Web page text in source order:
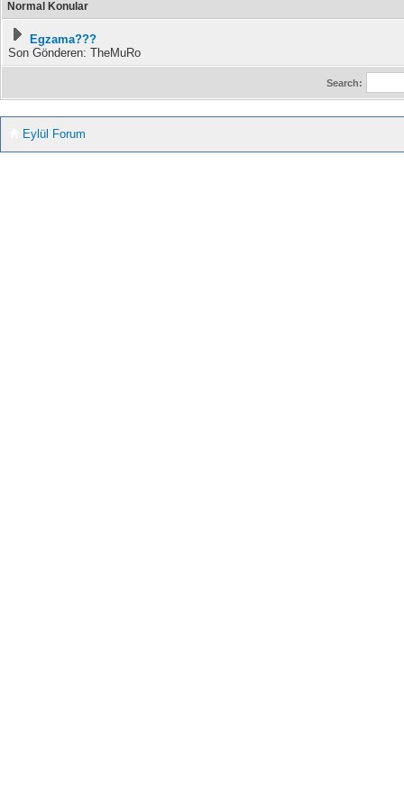
Normal Konular
Egzama???
Son Gönderen: TheMuRo
Search:
Eylül Forum